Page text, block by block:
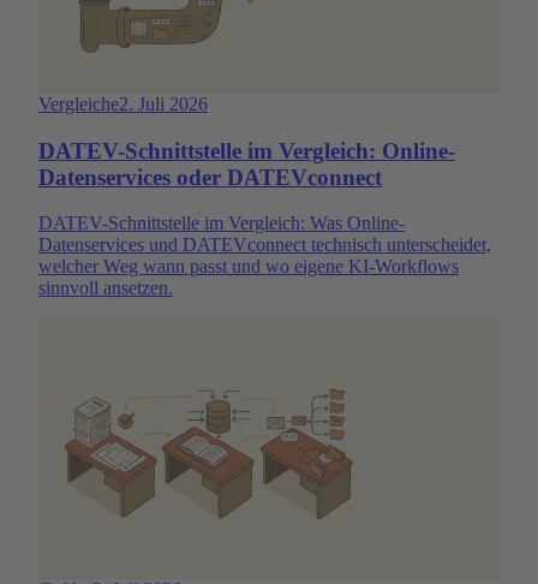
Vergleiche2. Juli 2026
DATEV-Schnittstelle im Vergleich: Online-
Datenservices oder DATEVconnect
DATEV-Schnittstelle im Vergleich: Was Online-
Datenservices und DATEVconnect technisch unterscheidet,
welcher Weg wann passt und wo eigene KI-Workflows
sinnvoll ansetzen.